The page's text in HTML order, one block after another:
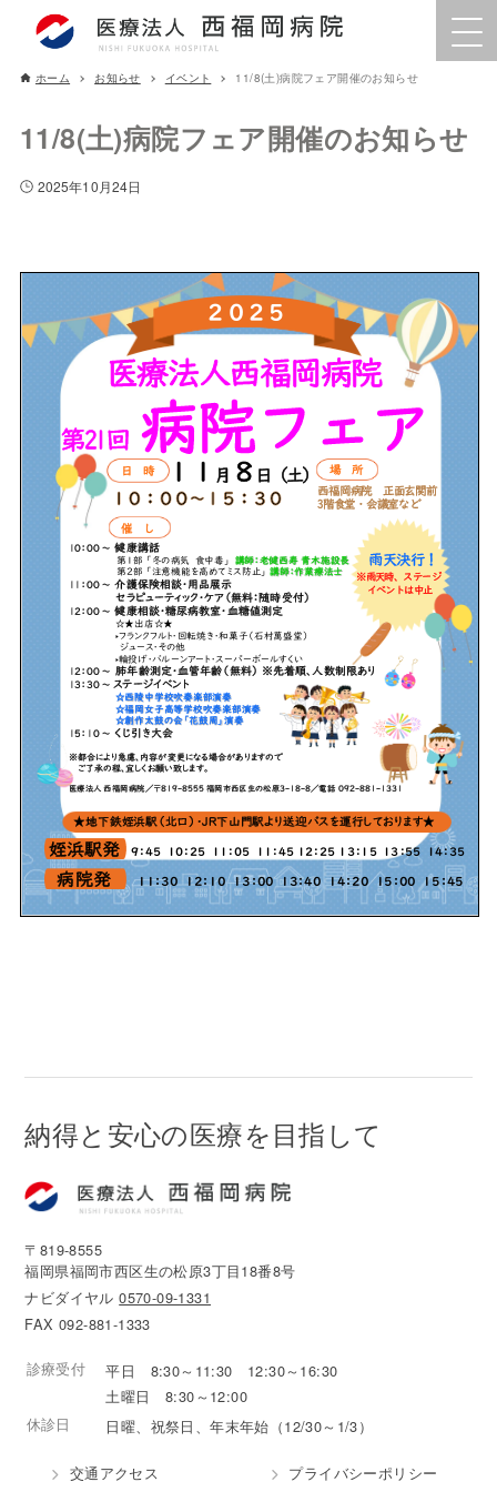
ホーム お知らせ イベント 11/8(土)病院フェア開催のお知らせ
11/8(土)病院フェア開催のお知らせ
2025年10月24日
納得と安心の医療を目指して
〒819-8555
福岡県福岡市西区生の松原3丁目18番8号
ナビダイヤル0570-09-1331
FAX 092-881-1333
診療受付
平日 8:30～11:30 12:30～16:30
土曜日 8:30～12:00
休診日
日曜、祝祭日、年末年始（12/30～1/3）
交通アクセス プライバシーポリシー